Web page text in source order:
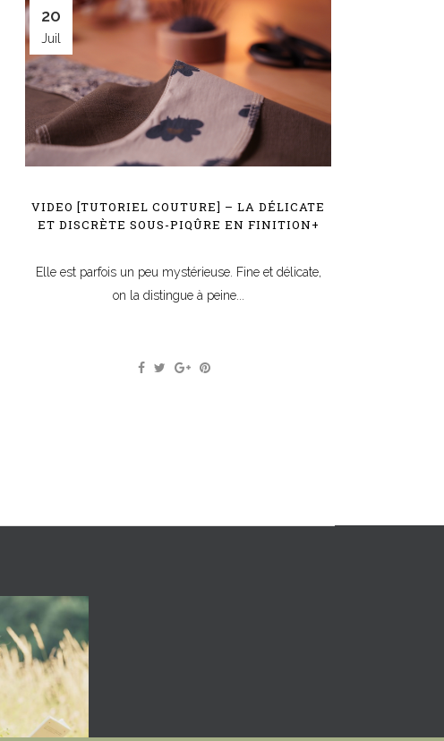
20
Juil
VIDEO [TUTORIEL COUTURE] – LA DÉLICATE
ET DISCRÈTE SOUS-PIQÛRE EN FINITION+
Elle est parfois un peu mystérieuse. Fine et délicate,
on la distingue à peine...